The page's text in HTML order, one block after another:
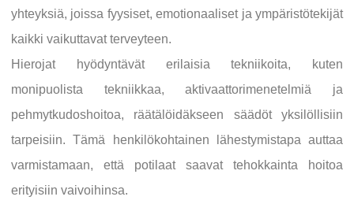
yhteyksiä, joissa fyysiset, emotionaaliset ja ympäristötekijät
kaikki vaikuttavat terveyteen.
Hierojat hyödyntävät erilaisia tekniikoita, kuten
monipuolista tekniikkaa, aktivaattorimenetelmiä ja
pehmytkudoshoitoa, räätälöidäkseen säädöt yksilöllisiin
tarpeisiin. Tämä henkilökohtainen lähestymistapa auttaa
varmistamaan, että potilaat saavat tehokkainta hoitoa
erityisiin vaivoihinsa.